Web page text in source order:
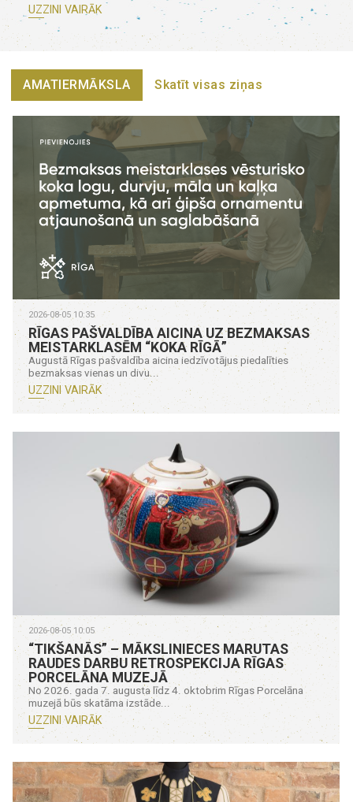
UZZINI VAIRĀK
AMATIERMĀKSLA Skatīt visas ziņas
2026-08-05 10:35
RĪGAS PAŠVALDĪBA AICINA UZ BEZMAKSAS
MEISTARKLASĒM “KOKA RĪGĀ”
Augustā Rīgas pašvaldība aicina iedzīvotājus piedalīties
bezmaksas vienas un divu...
UZZINI VAIRĀK
2026-08-05 10:05
“TIKŠANĀS” – MĀKSLINIECES MARUTAS
RAUDES DARBU RETROSPEKCIJA RĪGAS
PORCELĀNA MUZEJĀ
No 2026. gada 7. augusta līdz 4. oktobrim Rīgas Porcelāna
muzejā būs skatāma izstāde...
UZZINI VAIRĀK